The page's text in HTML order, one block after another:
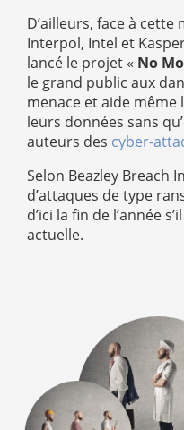
D’ailleurs, face à
Interpol, Intel et
lancé le projet « No
le grand public aux
menace et aide
leurs données sans
auteurs des cyber-
Selon Beazley Breach
d’attaques de type
d’ici la fin de l’année
actuelle.